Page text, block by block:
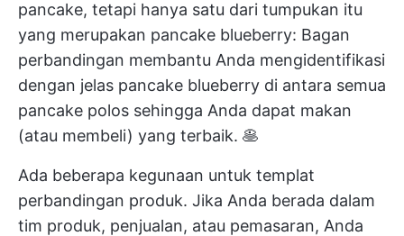
pancake, tetapi hanya satu dari tumpukan itu
yang merupakan pancake blueberry: Bagan
perbandingan membantu Anda mengidentifikasi
dengan jelas pancake blueberry di antara semua
pancake polos sehingga Anda dapat makan
(atau membeli) yang terbaik. 🥞
Ada beberapa kegunaan untuk templat
perbandingan produk. Jika Anda berada dalam
tim produk, penjualan, atau pemasaran, Anda